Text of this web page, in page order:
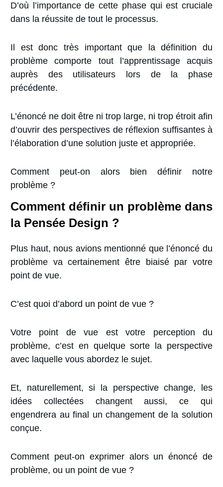
D’où l’importance de cette phase qui est cruciale
dans la réussite de tout le processus.
Il est donc très important que ladéfinition du
problème
comporte tout l’apprentissage acquis
auprès des utilisateurs lors de la phase
précédente.
L’énoncé ne doit être ni trop large, ni trop étroit afin
d’ouvrir des perspectives de réflexion suffisantes à
l’élaboration d’une solution juste et appropriée.
Comment peut-on alors bien définir notre
problème ?
Comment définir un problème dans
la Pensée Design ?
Plus haut, nous avions mentionné que l’énoncé du
problème va certainement être biaisé par votre
point de vue.
C’est quoi d’abord un point de vue ?
Votre point de vue est votre perception du
problème, c’est en quelque sorte la perspective
avec laquelle vous abordez le sujet.
Et, naturellement, si la perspective change, les
idées collectées changent aussi, ce qui
engendrera au final un changement de la solution
conçue.
Comment peut-on exprimer alors un énoncé de
problème, ou un point de vue ?